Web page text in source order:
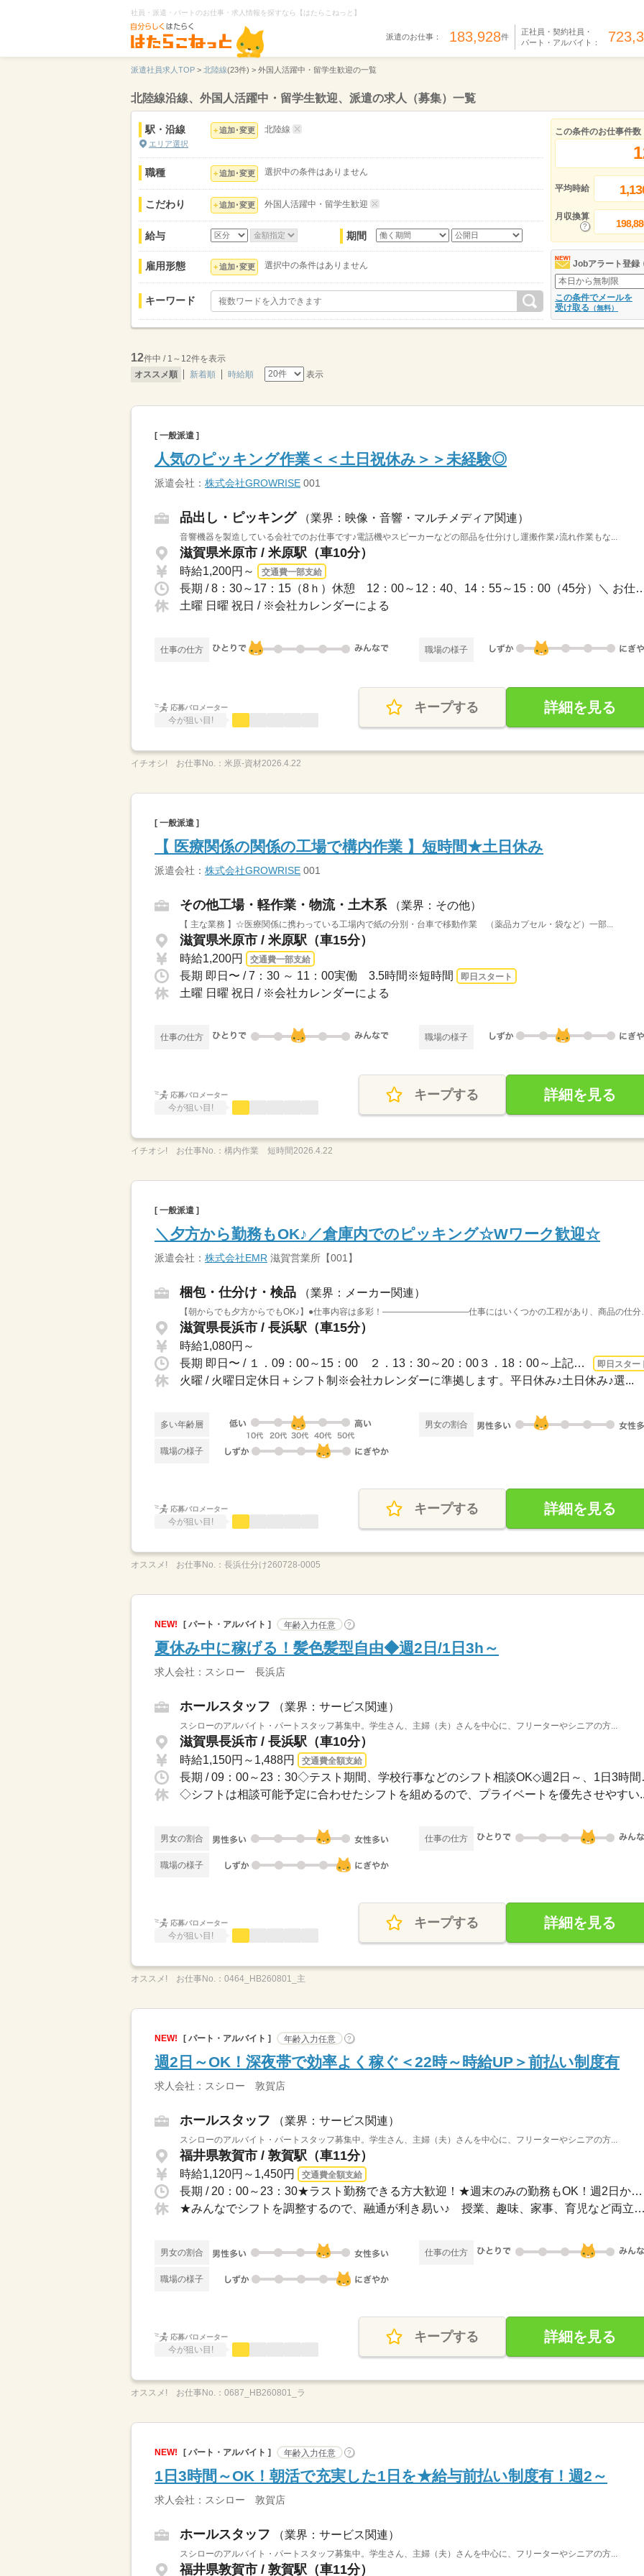
社員・派遣・パートのお仕事・求人情報を探すなら【はたらこねっと】
派遣のお仕事： 183,928件
正社員・契約社員・
パート・アルバイト：
派遣社員求人TOP > 北陸線(23件) > 外国人活躍中・留学生歓迎の一覧
北陸線沿線、外国人活躍中・留学生歓迎、派遣の求人（募集）一覧
駅・沿線
エリア選択
追加･変更 北陸線
職種 追加･変更 選択中の条件はありません
こだわり 追加･変更 外国人活躍中・留学生歓迎
給与 期間
雇用形態 追加･変更 選択中の条件はありません
キーワード
この条件のお仕事件数
平均時給
月収換算
Jobアラート登録
この条件でメールを
受け取る （無料）
12件中 / 1～12件を表示
オススメ順
新着順 時給順 表示
[ 一般派遣 ]
人気のピッキング作業＜＜土日祝休み＞＞未経験◎
派遣会社： 株式会社GROWRISE 001
品出し・ピッキング （業界：映像・音響・マルチメディア関連）
音響機器を製造している会社でのお仕事です♪電話機やスピーカーなどの部品を仕分けし運搬作業♪流れ作業もな...
滋賀県米原市 / 米原駅（車10分）
時給1,200円～ 交通費一部支給
長期 / 8：30～17：15（8ｈ）休憩 12：00～12：40、14
土曜 日曜 祝日 / ※会社カレンダーによる
仕事の仕方 職場の様子
応募バロメーター
今が狙い目!
キープする 詳細を見る
イチオシ! お仕事No.： 米原-資材2026.4.22
[ 一般派遣 ]
【 医療関係の関係の工場で構内作業 】短時間★土日休み
派遣会社： 株式会社GROWRISE 001
その他工場・軽作業・物流・土木系 （業界：その他）
【 主な業務 】☆医療関係に携わっている工場内で紙の分別・台車で移動作業 （薬品カプセル・袋など）一部...
滋賀県米原市 / 米原駅（車15分）
時給1,200円 交通費一部支給
長期 即日〜 / 7：30 ～ 11：00実働 3.5時間※短時間 即日スタート
土曜 日曜 祝日 / ※会社カレンダーによる
仕事の仕方 職場の様子
応募バロメーター
今が狙い目!
キープする 詳細を見る
イチオシ! お仕事No.： 構内作業 短時間2026.4.22
[ 一般派遣 ]
＼夕方から勤務もOK♪／倉庫内でのピッキング☆Wワーク歓迎☆
派遣会社： 株式会社EMR 滋賀営業所【001】
梱包・仕分け・検品 （業界：メーカー関連）
【朝からでも夕方から
滋賀県長浜市 / 長浜駅（車15分）
時給1,080円～
長期 即日〜 / １．09：00～15：00 ２．13：30～20：00３．18：00～上記時間がベース...
即日スター
火曜 / 火曜日定休日＋シフト制※会社カレンダーに準拠します。平日休み♪土日休み♪選...
多い年齢層 男女の割合
職場の様子
応募バロメーター
今が狙い目!
キープする 詳細を見る
オススメ! お仕事No.： 長浜仕分け260728-0005
NEW! [ パート・アルバイト ] 年齢入力任意 ?
夏休み中に稼げる！髪色髪型自由◆週2日/1日3h～
求人会社：スシロー 長浜店
ホールスタッフ （業界：サービス関連）
スシローのアルバイト・パートスタッフ募集中。学生さん、主婦（夫）さんを中心に、フリーターやシニアの方...
滋賀県長浜市 / 長浜駅（車10分）
時給1,150円～1,488円 交通費全額支給
長期 / 09：
◇シフトは相談可能予定に合わせたシフトを組めるので、プライベートを優先させやすい
男女の割合 仕事の仕方
職場の様子
応募バロメーター
今が狙い目!
キープする 詳細を見る
オススメ! お仕事No.： 0464_HB260801_主
NEW! [ パート・アルバイト ] 年齢入力任意 ?
週2日～OK！深夜帯で効率よく稼ぐ＜22時～時給UP＞前払い制度有
求人会社：スシロー 敦賀店
ホールスタッフ （業界：サービス関連）
スシローのアルバイト・パートスタッフ募集中。学生さん、主婦（夫）さんを中心に、フリーターやシニアの方...
福井県敦賀市 / 敦賀駅（車11分）
時給1,120円～1,450円 交通費全額支給
長期 / 20：00～23：30★ラスト勤務できる方大歓迎！★週末のみの勤務もOK！週2日からシ...
★みんなでシフトを調整するので、融通が利き易い♪ 授業、趣味、家事、育児など両立◎...
男女の割合 仕事の仕方
職場の様子
応募バロメーター
今が狙い目!
キープする 詳細を見る
オススメ! お仕事No.： 0687_HB260801_ラ
NEW! [ パート・アルバイト ] 年齢入力任意 ?
1日3時間～OK！朝活で充実した1日を★給与前払い制度有！週2～
求人会社：スシロー 敦賀店
ホールスタッフ （業界：サービス関連）
スシローのアルバイト・パートスタッフ募集中。学生さん、主婦（夫）さんを中心に、フリーターやシニアの方...
福井県敦賀市 / 敦賀駅（車11分）